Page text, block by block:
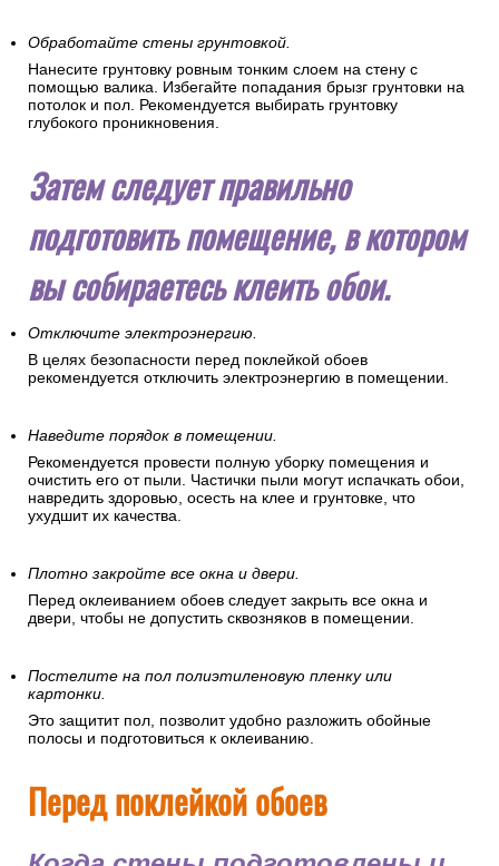
Обработайте стены грунтовкой.
Нанесите грунтовку ровным тонким слоем на стену с
помощью валика. Избегайте попадания брызг грунтовки на
потолок и пол. Рекомендуется выбирать грунтовку
глубокого проникновения.
Затем следует правильно
подготовить помещение, в котором
вы собираетесь клеить обои.
Отключите электроэнергию.
В целях безопасности перед поклейкой обоев
рекомендуется отключить электроэнергию в помещении.
Наведите порядок в помещении.
Рекомендуется провести полную уборку помещения и
очистить его от пыли. Частички пыли могут испачкать обои,
навредить здоровью, осесть на клее и грунтовке, что
ухудшит их качества.
Плотно закройте все окна и двери.
Перед оклеиванием обоев следует закрыть все окна и
двери, чтобы не допустить сквозняков в помещении.
Постелите на пол полиэтиленовую пленку или
картонки.
Это защитит пол, позволит удобно разложить обойные
полосы и подготовиться к оклеиванию.
Перед поклейкой обоев